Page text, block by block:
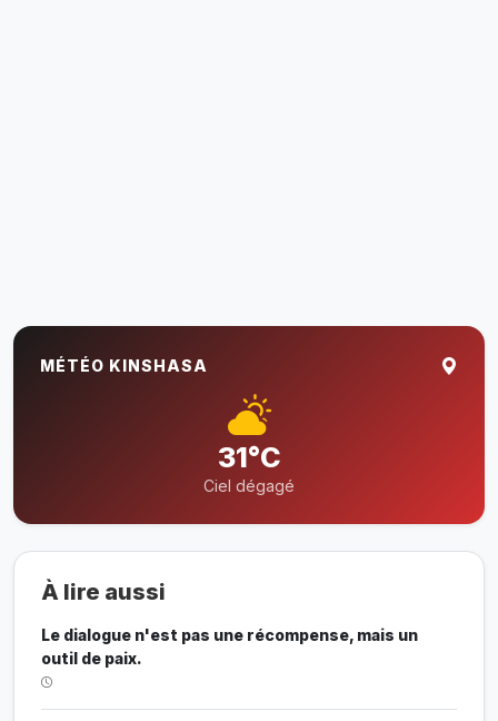
MÉTÉO KINSHASA
31°C
Ciel dégagé
À lire aussi
Le dialogue n'est pas une récompense, mais un
outil de paix.